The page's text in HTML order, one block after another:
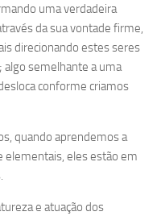
uma verdadeira
da sua vontade firme,
direcionando estes seres
algo semelhante a uma
conforme criamos
quando aprendemos a
elementais, eles estão em
e atuação dos